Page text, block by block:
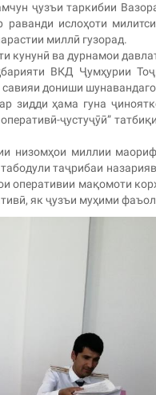
ҷузъи таркибии
ислоҳоти
миллӣ гузорад.
кунунӣ ва дурнамои
ВКД Ҷумҳурии
дониши
зидди ҳама гуна
ҷустуҷӯӣ”
низомҳои миллии
таҷрибаи
оперативии мақомоти
як ҷузъи муҳими